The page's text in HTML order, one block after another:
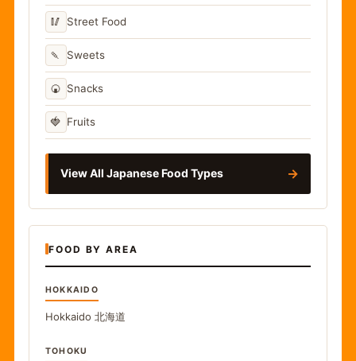
🥢 Street Food
🍡 Sweets
🍘 Snacks
🍓 Fruits
View All Japanese Food Types →
FOOD BY AREA
HOKKAIDO
Hokkaido 北海道
TOHOKU